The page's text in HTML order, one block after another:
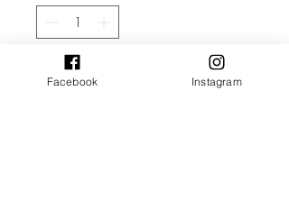
In den Warenkorb
Facebook Instagram